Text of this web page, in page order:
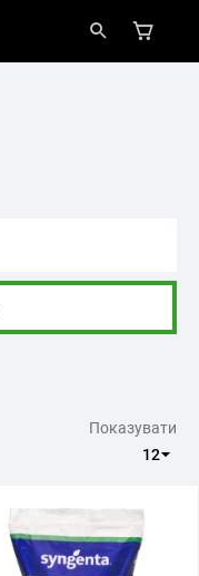
Показувати